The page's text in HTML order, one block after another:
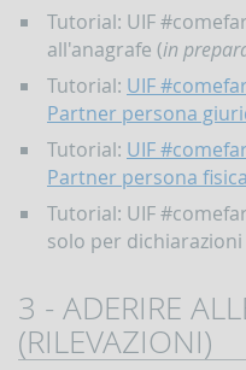
finanziamento
terrorismo
Tutorial: UIF
all'anagrafe (in
Tutorial: UIF
Partner persona
Tutorial: UIF
Partner persona
Tutorial: UIF
solo per dichiarazioni
3 - ADERIRE
(RILEVAZIONI)